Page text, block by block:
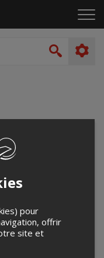
le
pour
offrir
site et